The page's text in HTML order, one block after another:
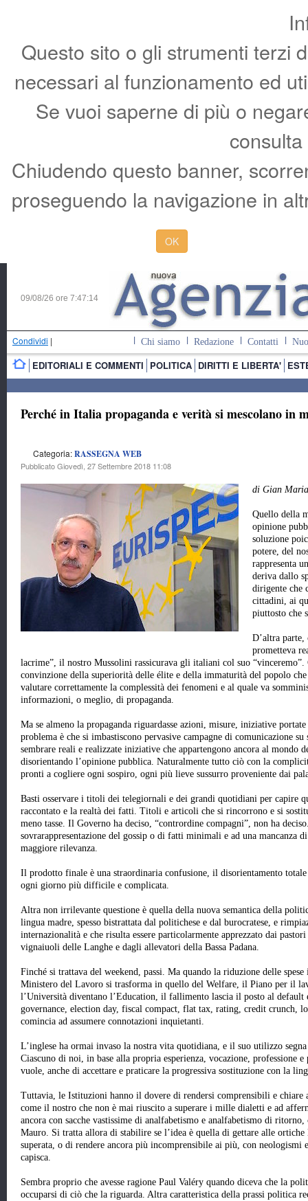
Questo sito o gli strumenti terzi
necessari al funzionamento ed
Se vuoi saperne di più o
Chiudendo questo banner,
proseguendo la navigazione in
OK
09/08/26 ore 7:47:15
Condividi | Chi siamo Redazione Contatti
EDITORIALI E COMMENTI POLITICA DIRITTI E LIBERTA'
Perché in Italia propaganda e verità si mescolano in
Categoria:RASSEGNA WEB
Pubblicato Giovedì, 27 Settembre 2018 11:08
di Gian
Quello della
opinione
soluzione
potere, del
rappresenta
deriva dallo
dirigente che
cittadini, ai
piuttosto che
D’altra
prometteva
lacrime”, il nostro Mussolini rassicurava gli italiani col suo “vinceremo”.
convinzione della superiorità delle élite e della immaturità del popolo
valutare correttamente la complessità dei fenomeni e al quale va
informazioni, o meglio, di propaganda.
Ma se almeno la propaganda riguardasse azioni, misure, iniziative
problema è che si imbastiscono pervasive campagne di comunicazione
sembrare reali e realizzate iniziative che appartengono ancora al mondo
disorientando l’opinione pubblica. Naturalmente tutto ciò con la
pronti a cogliere ogni sospiro, ogni più lieve sussurro proveniente dai
Basti osservare i titoli dei telegiornali e dei grandi quotidiani per capire
raccontato e la realtà dei fatti. Titoli e articoli che si rincorrono e si
meno tasse. Il Governo ha deciso, “contrordine compagni”, non ha
sovrarappresentazione del gossip o di fatti minimali e ad una mancanza
maggiore rilevanza.
Il prodotto finale è una straordinaria confusione, il disorientamento
ogni giorno più difficile e complicata.
Altra non irrilevante questione è quella della nuova semantica della
lingua madre, spesso bistrattata dal politichese e dal burocratese, e
internazionalità e che risulta essere particolarmente apprezzato dai
vignaiuoli delle Langhe e dagli allevatori della Bassa Padana.
Finché si trattava del weekend, passi. Ma quando la riduzione delle
Ministero del Lavoro si trasforma in quello del Welfare, il Piano per il
l’Università diventano l’Education, il fallimento lascia il posto al default
governance, election day, fiscal compact, flat tax, rating, credit crunch,
comincia ad assumere connotazioni inquietanti.
L’inglese ha ormai invaso la nostra vita quotidiana, e il suo utilizzo
Ciascuno di noi, in base alla propria esperienza, vocazione, professione
vuole, anche di accettare e praticare la progressiva sostituzione con la
Tuttavia, le Istituzioni hanno il dovere di rendersi comprensibili e chiare
come il nostro che non è mai riuscito a superare i mille dialetti e ad
ancora con sacche vastissime di analfabetismo e analfabetismo di
Mauro. Si tratta allora di stabilire se l’idea è quella di gettare alle ortiche
superata, o di rendere ancora più incomprensibile ai più, con neologismi
capisca.
Sembra proprio che avesse ragione Paul Valéry quando diceva che la
occuparsi di ciò che la riguarda. Altra caratteristica della prassi politica